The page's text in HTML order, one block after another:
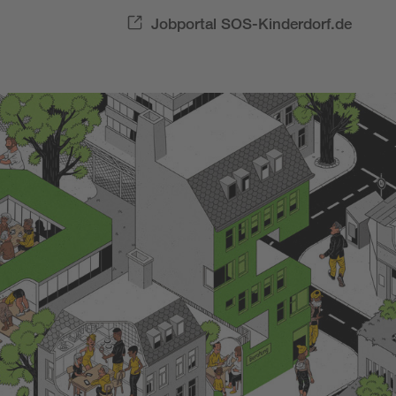
Jobportal SOS-Kinderdorf.de